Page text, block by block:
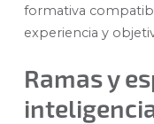
formativa
experiencia y
Ramas y